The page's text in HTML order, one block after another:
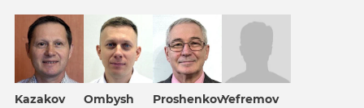
Kazakov
Ombysh
ProshenkovYefremov